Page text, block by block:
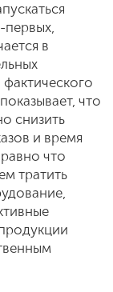
первых,
в
что
снизить
и время
что
тратить